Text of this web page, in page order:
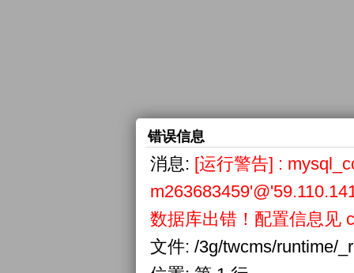
错误信息
消息: [运行警告] :
数据库出错！配置信息见
文件: /3g/twcms/runtime/